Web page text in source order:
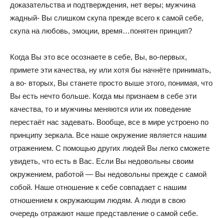
доказательства и подтверждения, нет веры; мужчина
жадный- Вы слишком скупа прежде всего к самой себе,
скупа на любовь, эмоции, время…понятен принцип?
Когда Вы это все осознаете в себе, Вы, во-первых,
примете эти качества, ну или хотя бы начнёте принимать,
а во- вторых, Вы станете просто выше этого, понимая, что
Вы есть нечто больше. Когда мы признаем в себе эти
качества, то и мужчины меняются или их поведение
перестаёт нас задевать. Вообще, все в мире устроено по
принципу зеркала. Все наше окружение является нашим
отражением. С помощью других людей Вы легко сможете
увидеть, что есть в Вас. Если Вы недовольны своим
окружением, работой — Вы недовольны прежде с самой
собой. Наше отношение к себе совпадает с нашим
отношением к окружающим людям. А люди в свою
очередь отражают наше представление о самой себе.